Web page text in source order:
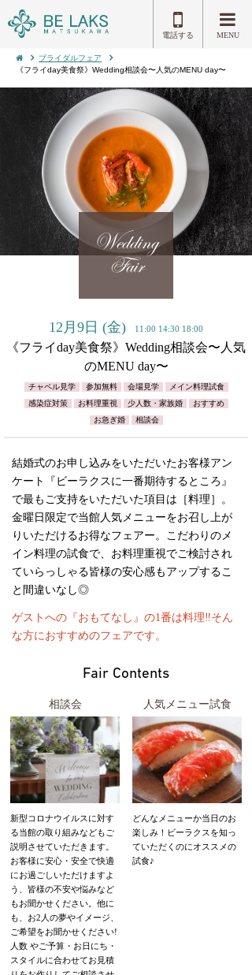
電話する MENU
ブライダルフェア
《フライday美食祭》Wedding相談会〜人気のMENU day〜
Wedding
Fair
12月9日 (金) 11:00 14:30 18:00
《フライday美食祭》Wedding相談会〜人気
のMENU day〜
チャペル見学 参加無料 会場見学
メイン料理試食
感染症対策
お料理重視 少人数・家族婚
おすすめ
お急ぎ婚
相談会
結婚式のお申し込みをいただいたお客様アン
ケート『ビーラクスに一番期待するところ』
で最もご支持をいただいた項目は［料理］。
金曜日限定で当館人気メニューをお召し上が
りいただけるお得なフェアー。こだわりのメ
イン料理の試食で、お料理重視でご検討され
ていらっしゃる皆様の安心感もアップするこ
と間違いなし◎
ゲストへの『おもてなし』の1番は料理‼️そん
な方におすすめのフェアです。
Fair Contents
相談会
新型コロナウイルスに対す
る当館の取り組みなどもご
説明させていただきます。
お客様に安心・安全で快適
にお過ごしいただけますよ
う、皆様の不安や悩みなど
もお聞かせください。他に
も、お2人の夢やイメージ、
ご希望をお聞かせください!
人数 やご予算・お日にち・
スタイルに合わせてお見積
人気メニュー試食
どんなメニューか当日のお
楽しみ！ビーラクスを知っ
ていただくのにオススメの
試食♪